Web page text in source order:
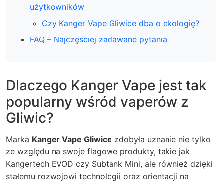
użytkowników
Czy Kanger Vape Gliwice dba o ekologię?
FAQ – Najczęściej zadawane pytania
Dlaczego Kanger Vape jest tak
popularny wśród vaperów z
Gliwic?
Marka Kanger Vape Gliwice zdobyła uznanie nie tylko
ze względu na swoje flagowe produkty, takie jak
Kangertech EVOD czy Subtank Mini, ale również dzięki
stałemu rozwojowi technologii oraz orientacji na